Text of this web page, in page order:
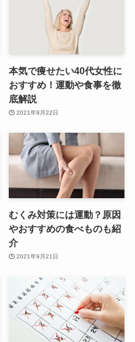
本気で痩せたい40代女性に
おすすめ！運動や食事を徹
底解説
2021年9月22日
むくみ対策には運動？原因
やおすすめの食べものも紹
介
2021年9月21日